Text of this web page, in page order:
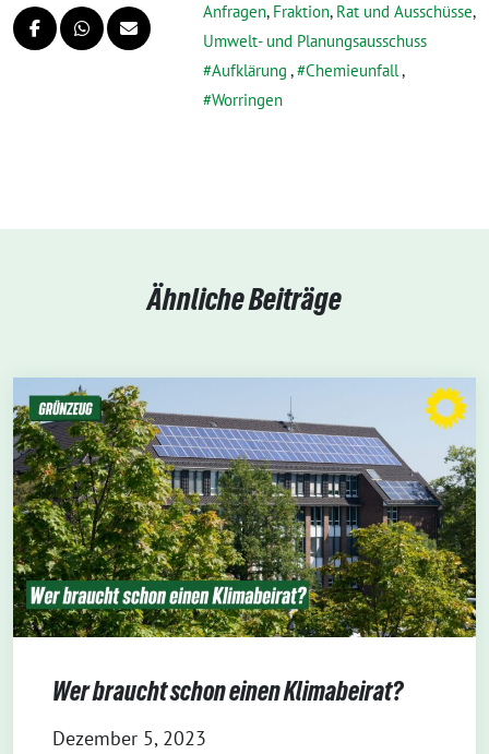
Anfragen, Fraktion, Rat und Ausschüsse,
Umwelt- und Planungsausschuss
Aufklärung , Chemieunfall,
Worringen
Ähnliche Beiträge
Wer braucht schon einen Klimabeirat?
Dezember 5, 2023